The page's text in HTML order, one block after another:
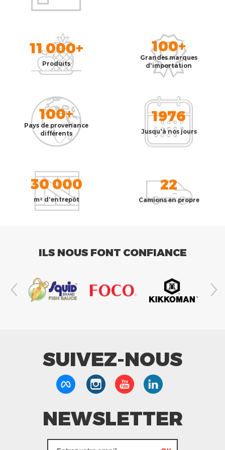
11 000+
Produits
100+
Grandes marques
d'importation
100+
Pays de provenance
différents
1976
Jusqu'à nos jours
30 000
m² d'entrepôt
22
Camions en propre
ILS NOUS FONT CONFIANCE
SUIVEZ-NOUS
NEWSLETTER